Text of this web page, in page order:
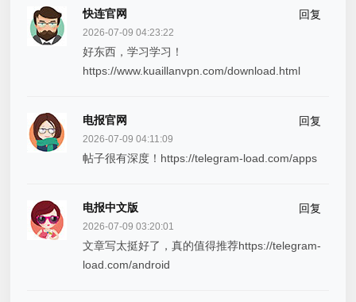
快连官网 回复
2026-07-09 04:23:22
好东西，学习学习！
https://www.kuaillanvpn.com/download.html
电报官网 回复
2026-07-09 04:11:09
帖子很有深度！https://telegram-load.com/apps
电报中文版 回复
2026-07-09 03:20:01
文章写太挺好了，真的值得推荐https://telegram-
load.com/android